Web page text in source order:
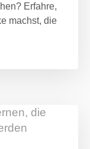
Erfahre,
machst, die